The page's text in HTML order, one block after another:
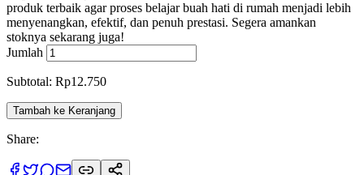
produk terbaik agar proses belajar buah hati di rumah menjadi lebih
menyenangkan, efektif, dan penuh prestasi. Segera amankan
stoknya sekarang juga!
Jumlah
Subtotal: Rp12.750
Tambah ke Keranjang
Share: